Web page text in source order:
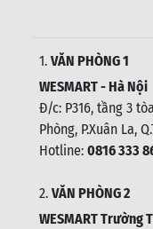
1. VĂN PHÒNG 1
WESMART - Hà Nội
Đ/c: P316, tầng 3
Phòng, P.Xuân La,
Hotline: 0816 333
2. VĂN PHÒNG 2
WESMART Trường